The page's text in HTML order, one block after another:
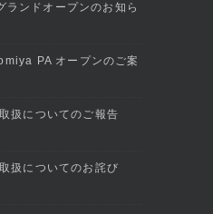
ンドオープンのお知ら
PA オープンのご案
扱についてのご報告
扱についてのお詫び